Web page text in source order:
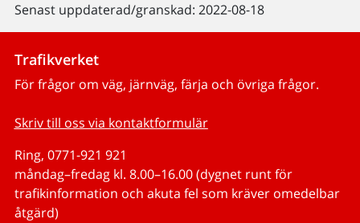
Senast uppdaterad/granskad: 2022-08-18
Trafikverket
För frågor om väg, järnväg, färja och övriga frågor.
Skriv till oss via kontaktformulär
Ring, 0771-921 921
måndag–fredag kl. 8.00–16.00 (dygnet runt för
trafikinformation och akuta fel som kräver omedelbar
åtgärd)